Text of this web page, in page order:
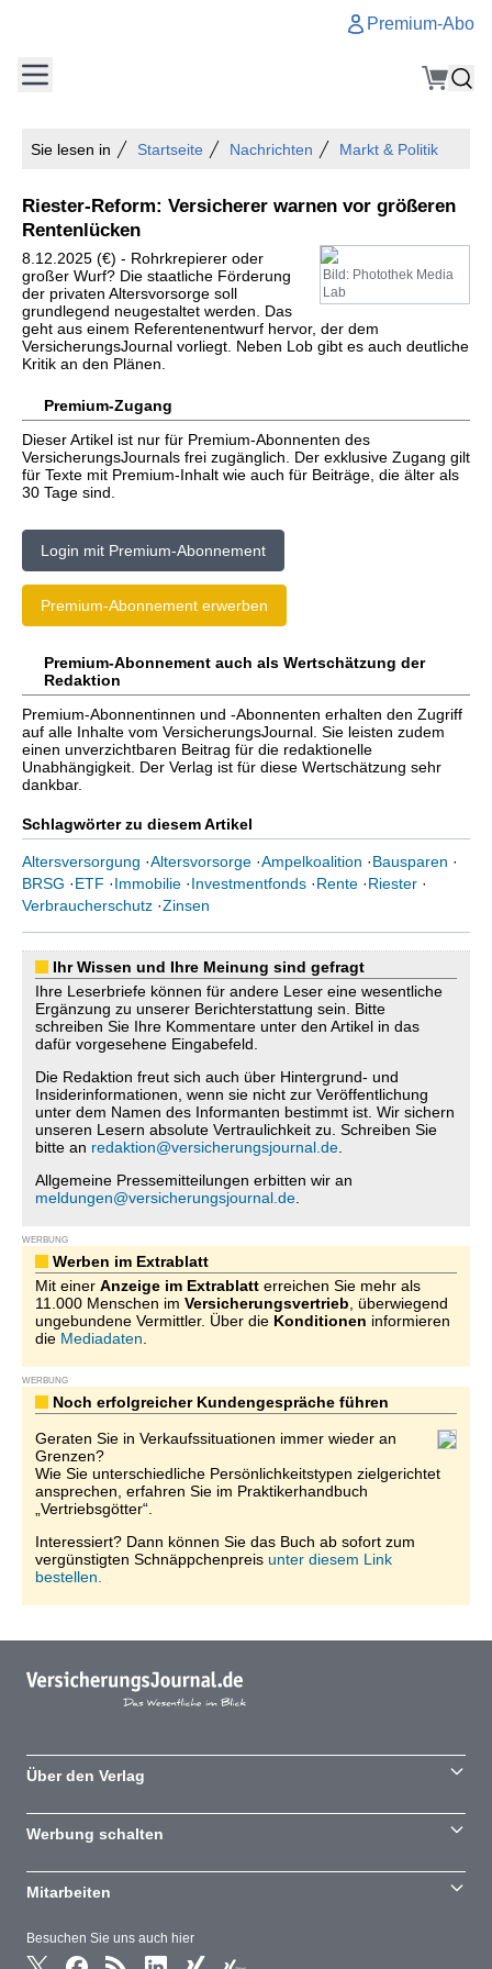
Premium-Abo
Sie lesen in Startseite Nachrichten Markt & Politik
Riester-Reform: Versicherer warnen vor größeren
Rentenlücken
Bild: Photothek Media
Lab
8.12.2025 (€) - Rohrkrepierer oder
großer Wurf? Die staatliche Förderung
der privaten Altersvorsorge soll
grundlegend neugestaltet werden. Das
geht aus einem Referentenentwurf hervor, der dem
VersicherungsJournal vorliegt. Neben Lob gibt es auch deutliche
Kritik an den Plänen.
Premium-Zugang
Dieser Artikel ist nur für Premium-Abonnenten des
VersicherungsJournals frei zugänglich. Der exklusive Zugang gilt
für Texte mit Premium-Inhalt wie auch für Beiträge, die älter als
30 Tage sind.
Login mit Premium-Abonnement
Premium-Abonnement erwerben
Premium-Abonnement auch als Wertschätzung der
Redaktion
Premium-Abonnentinnen und -Abonnenten erhalten den Zugriff
auf alle Inhalte vom VersicherungsJournal. Sie leisten zudem
einen unverzichtbaren Beitrag für die redaktionelle
Unabhängigkeit. Der Verlag ist für diese Wertschätzung sehr
dankbar.
Schlagwörter zu diesem Artikel
Altersversorgung ·Altersvorsorge ·Ampelkoalition ·Bausparen ·
BRSG ·ETF ·Immobilie ·Investmentfonds ·Rente ·Riester ·
Verbraucherschutz ·Zinsen
Ihr Wissen und Ihre Meinung sind gefragt
Ihre Leserbriefe können für andere Leser eine wesentliche
Ergänzung zu unserer Berichterstattung sein. Bitte
schreiben Sie Ihre Kommentare unter den Artikel in das
dafür vorgesehene Eingabefeld.
Die Redaktion freut sich auch über Hintergrund- und
Insiderinformationen, wenn sie nicht zur Veröffentlichung
unter dem Namen des Informanten bestimmt ist. Wir sichern
unseren Lesern absolute Vertraulichkeit zu. Schreiben Sie
bitte an redaktion@versicherungsjournal.de
Allgemeine Pressemitteilungen erbitten wir an
meldungen@versicherungsjournal.de
WERBUNG
Werben im Extrablatt
Mit einer Anzeige im Extrablatt erreichen Sie mehr als
11.000 Menschen im Versicherungsvertrieb , überwiegend
ungebundene Vermittler. Über die Konditionen informieren
die Mediadaten
WERBUNG
Noch erfolgreicher Kundengespräche führen
Geraten Sie in Verkaufssituationen immer wieder an
Grenzen?
Wie Sie unterschiedliche Persönlichkeitstypen zielgerichtet
ansprechen, erfahren Sie im Praktikerhandbuch
„Vertriebsgötter“.
Interessiert? Dann können Sie das Buch ab sofort zum
vergünstigten Schnäppchenpreis unter diesem Link
bestellen.
Besuchen Sie uns auch hier
Über den Verlag
Werbung schalten
Mitarbeiten